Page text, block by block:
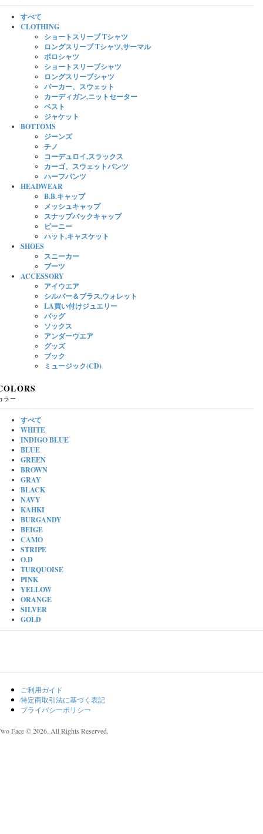
すべて
CLOTHING
ショートスリーブ Tシャツ
ロングスリーブ Tシャツ,サーマル
ポロシャツ
ショートスリーブシャツ
ロングスリーブシャツ
パーカー、スウェット
カーディガン,ニットセーター
ベスト
ジャケット
BOTTOMS
ジーンズ
チノ
コーデュロイ,スラックス
カーゴ、スウェットパンツ
ハーフパンツ
HEADWEAR
B.B.キャップ
メッシュキャップ
スナップバックキャップ
ビーニー
ハット,キャスケット
SHOES
スニーカー
ブーツ
ACCESSORY
アイウエア
シルバー＆ブラス,ウォレット
LA買い付けジュエリー
バッグ
ソックス
アンダーウエア
グッズ
ブック
ミュージック(CD)
ラー
すべて
WHITE
INDIGO BLUE
BLUE
GREEN
BROWN
GRAY
BLACK
NAVY
KAHKI
BURGANDY
BEIGE
CAMO
STRIPE
O.D
TURQUOISE
PINK
YELLOW
ORANGE
SILVER
GOLD
ご利用ガイド
特定商取引法に基づく表記
プライバシーポリシー
Face © 2026. All Rights Reserved.